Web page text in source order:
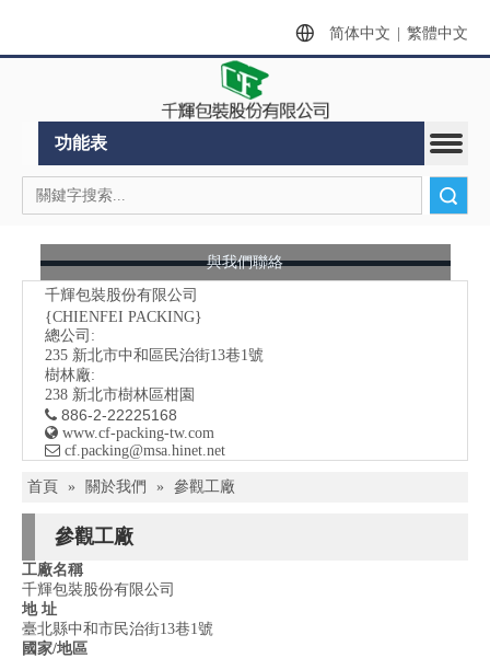
简体中文 繁體中文
功能表
與我們聯絡
千輝包裝股份有限公司
{CHIENFEI PACKING}
總公司:
235 新北市中和區民治街13巷1號
樹林廠:
238 新北市樹林區柑園
 886-2-22225168
 www.cf-packing-tw.com
 ​ cf.packing@msa.hinet.net
首頁 » 關於我們 » 參觀工廠
參觀工廠
工廠名稱
千輝包裝股份有限公司
地 址
臺北縣中和市民治街13巷1號
國家/地區